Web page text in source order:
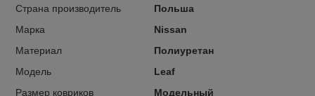
Страна производитель
Польша
Марка
Nissan
Материал
Полиуретан
Модель
Leaf
Размер ковриков
Модельный